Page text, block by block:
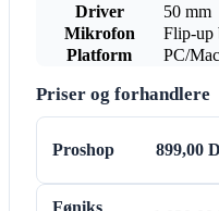
Driver
50 mm
Mikrofon
Flip-up
Platform
PC/
Priser og forhandlere
Proshop 899,00
Føniks